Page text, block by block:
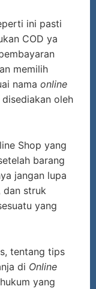
ini pasti
COD ya
memilih
nama online
oleh
Shop yang
barang
jangan lupa
dan struk
yang
tentang tips
di Online
yang